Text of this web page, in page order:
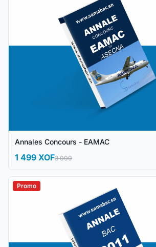
Annales Concours - EAMAC
1 499 XOF3 000
Promo